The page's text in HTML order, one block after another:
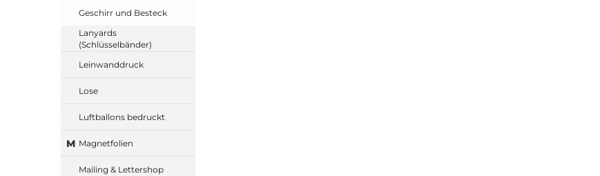
Geschirr und Besteck
Lanyards
(Schlüsselbänder)
Leinwanddruck
Lose
Luftballons bedruckt
M Magnetfolien
Mailing & Lettershop